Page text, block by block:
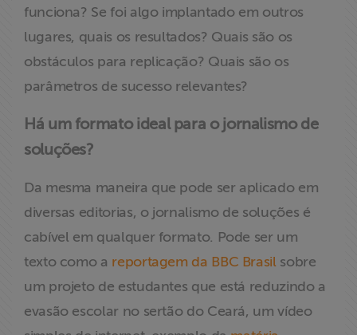
funciona? Se foi algo implantado em outros
lugares, quais os resultados? Quais são os
obstáculos para replicação? Quais são os
parâmetros de sucesso relevantes?
Há um formato ideal para o jornalismo de
soluções?
Da mesma maneira que pode ser aplicado em
diversas editorias, o jornalismo de soluções é
cabível em qualquer formato. Pode ser um
texto como a reportagem da BBC Brasilsobre
um projeto de estudantes que está reduzindo a
evasão escolar no sertão do Ceará, um vídeo